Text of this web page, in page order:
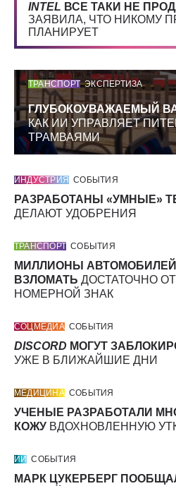
INTEL ВСЕ ТАКИ НЕ
ЗАЯВИЛА, ЧТО НИКОМУ
ПЛАНИРУЕТ
ТРАНСПОРТ ЭКСПЕРТИЗА
ГЛУБОКОУВАЖАЕМЫЙ
КАК ИИ УПРАВЛЯЕТ
ТРАМВАЯМИ
ИНДУСТРИЯ СОБЫТИЯ
РАЗРАБОТАНЫ «УМНЫЕ»
ДЕЛАЮТ УДОБРЕНИЯ
ТРАНСПОРТ СОБЫТИЯ
МИЛЛИОНЫ АВТОМОБИЛЕЙ
ВЗЛОМАТЬ ДОСТАТОЧНО
НОМЕРНОЙ ЗНАК
СОЦМЕДИА СОБЫТИЯ
DISCORD МОГУТ
УЖЕ В БЛИЖАЙШИЕ ДНИ
МЕДИЦИНА СОБЫТИЯ
УЧЕНЫЕ РАЗРАБОТАЛИ
КОЖУ ВДОХНОВЛЕННУЮ
ИИ СОБЫТИЯ
МАРК ЦУКЕРБЕРГ